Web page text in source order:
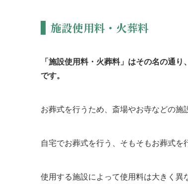
施設使用料・火葬料
「施設使用料・火葬料」はその名の通
です。
お葬式を行うため、斎場やお寺などの施
自宅でお葬式を行う、そもそもお葬式を
使用する施設によって使用料は大きく異